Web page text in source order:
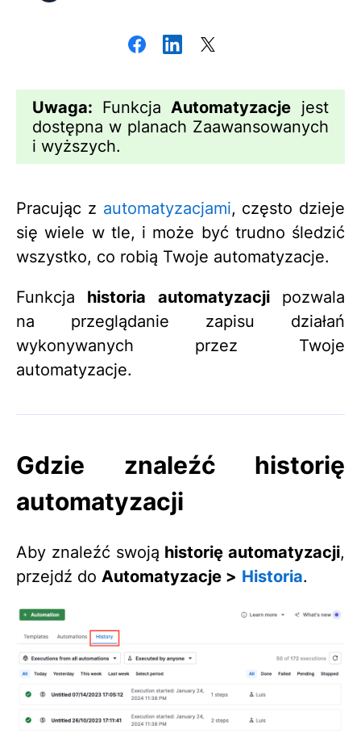
Uwaga: FunkcjaAutomatyzacje jest
dostępna w planach Zaawansowanych
i wyższych.
Pracując z automatyzacjami, często dzieje
się wiele w tle, i może być trudno śledzić
wszystko, co robią Twoje automatyzacje.
Funkcja historia automatyzacjipozwala
na przeglądanie zapisu działań
wykonywanych przez Twoje
automatyzacje.
Gdzie znaleźć historię
automatyzacji
Aby znaleźć swoją historię automatyzacji,
przejdź do Automatyzacje > Historia.